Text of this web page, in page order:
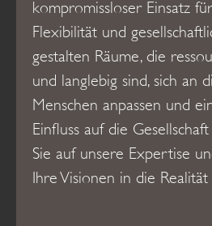
kompromissloser Einsatz
Flexibilität und
gestalten Räume, die
und langlebig sind, sich an
Menschen anpassen und
Einfluss auf die
Sie auf unsere Expertise
Ihre Visionen in die Realität